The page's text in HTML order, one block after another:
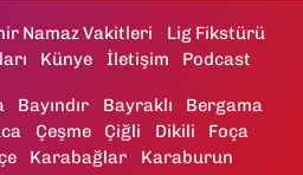
Namaz Vakitleri
Lig Fikstürü
Künye İletişim Podcast
Bayındır Bayraklı
Bergama
Çeşme Çiğli Dikili
Foça
Karabağlar
Karaburun